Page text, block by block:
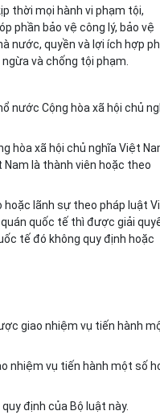
thời mọi hành vi phạm tội,
phần bảo vệ công lý, bảo vệ
nước, quyền và lợi ích hợp
và chống tội phạm.
nước Cộng hòa xã hội chủ
hòa xã hội chủ nghĩa Việt
là thành viên hoặc theo
lãnh sự theo pháp luật
quốc tế thì được giải
tế đó không quy định hoặc
giao nhiệm vụ tiến hành
nhiệm vụ tiến hành một số
định của Bộ luật này.